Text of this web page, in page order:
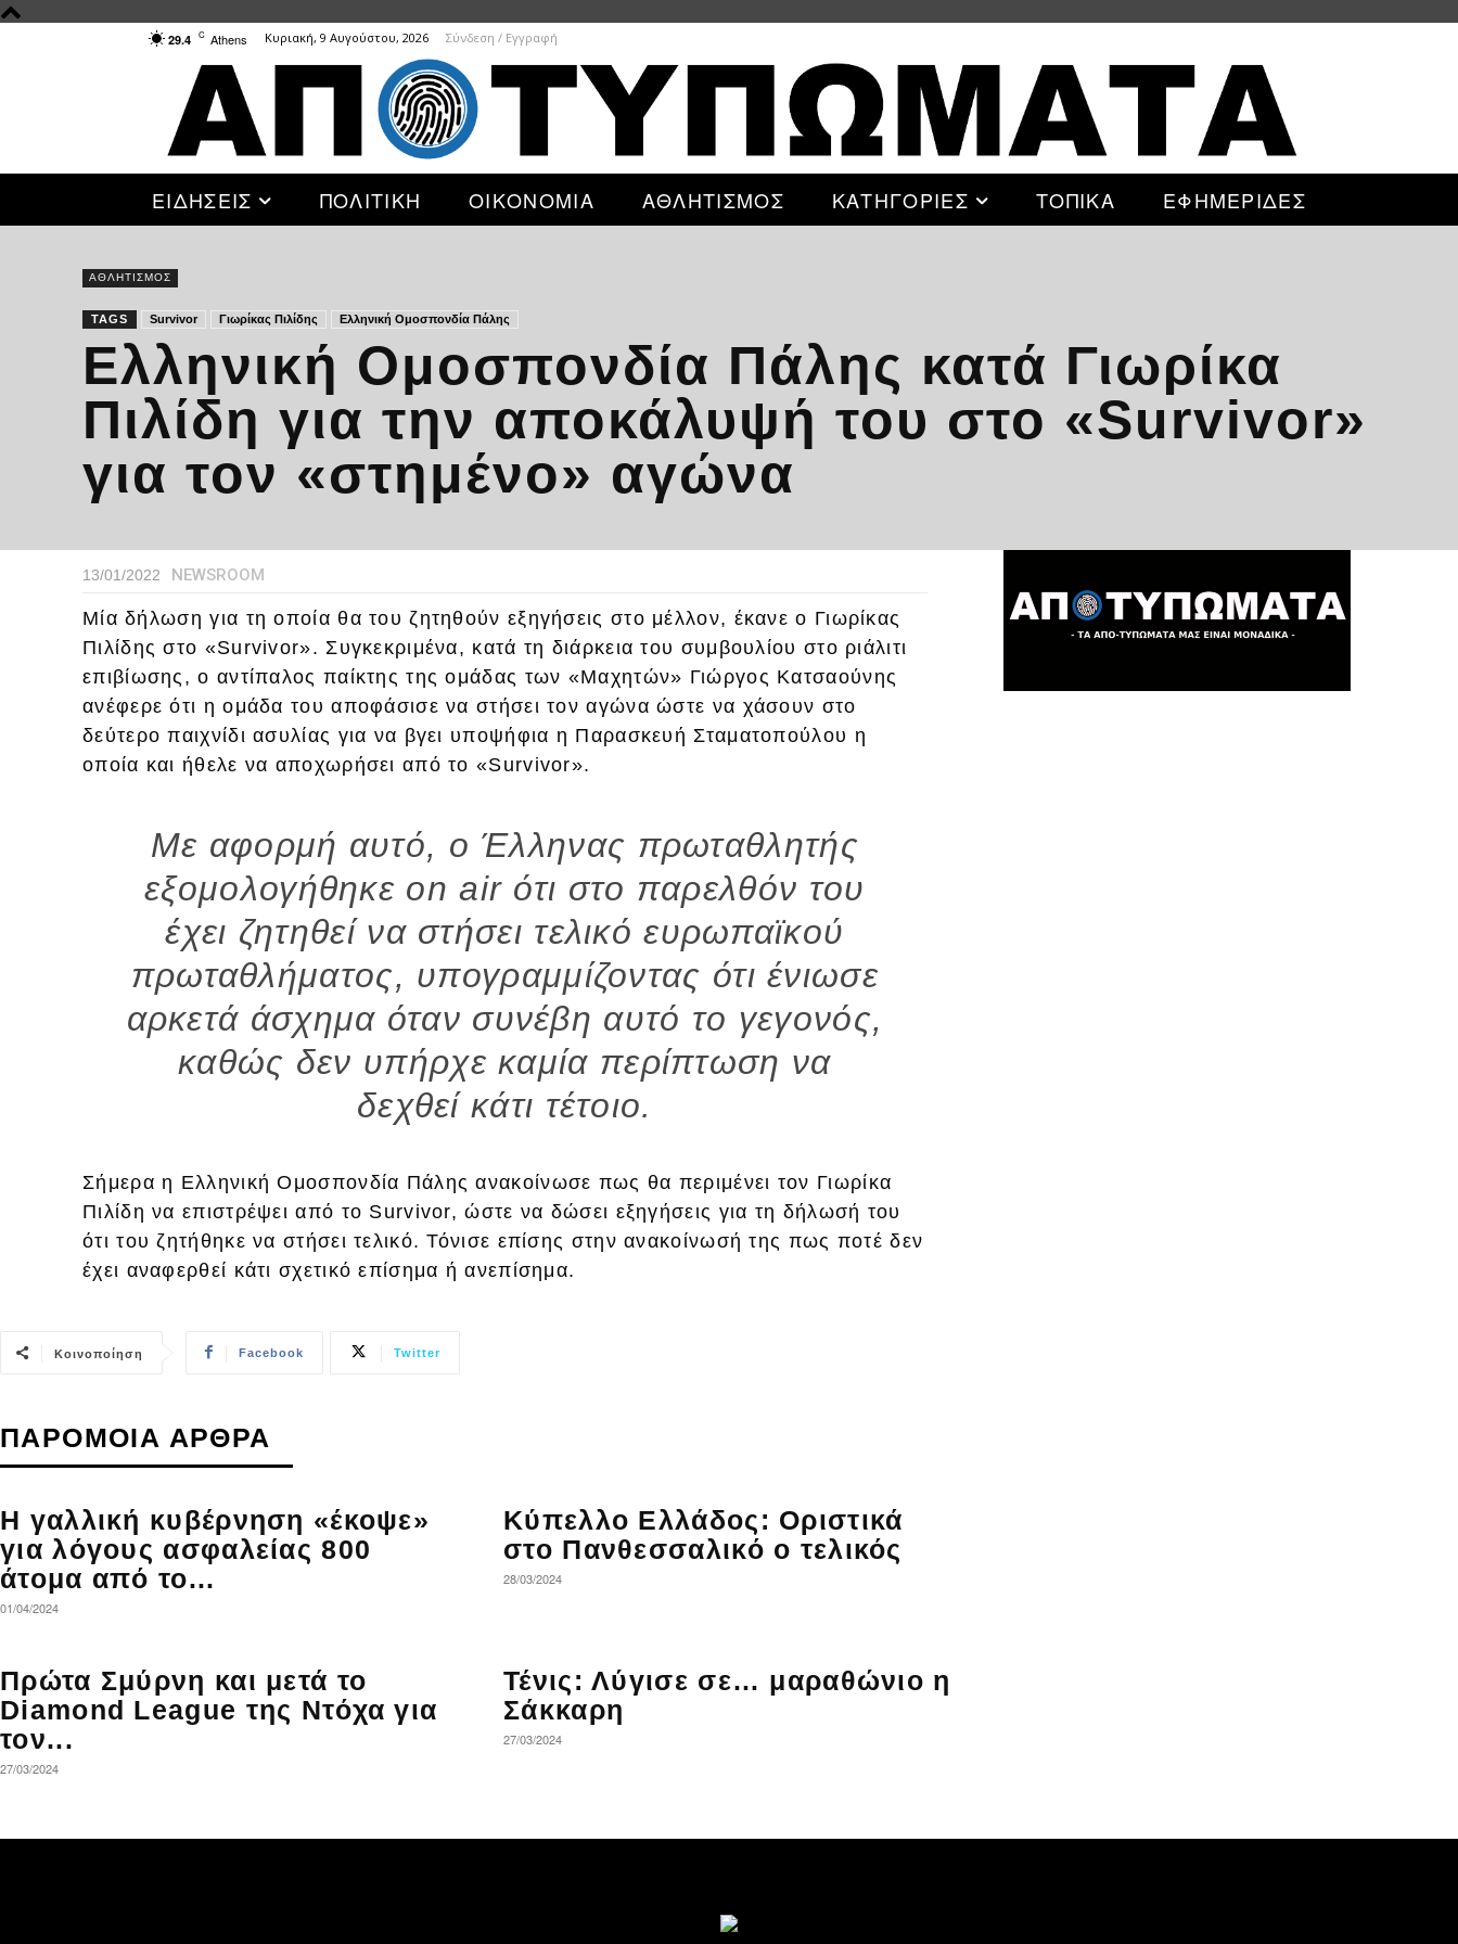
29.4 C Athens Κυριακή, 9 Αυγούστου, 2026 Σύνδεση / Εγγραφή
ΕΙΔΗΣΕΙΣ ΠΟΛΙΤΙΚΗ ΟΙΚΟΝΟΜΙΑ ΑΘΛΗΤΙΣΜΟΣ ΚΑΤΗΓΟΡΙΕΣ ΤΟΠΙΚΑ ΕΦΗΜΕΡΙΔΕΣ
ΑΘΛΗΤΙΣΜΟΣ
TAGS Survivor Γιωρίκας Πιλίδης Ελληνική Ομοσπονδία Πάλης
Ελληνική Ομοσπονδία Πάλης κατά Γιωρίκα
Πιλίδη για την αποκάλυψή του στο «Survivor»
για τον «στημένο» αγώνα
13/01/2022 NEWSROOM
Μία δήλωση για τη οποία θα του ζητηθούν εξηγήσεις στο μέλλον, έκανε ο Γιωρίκας
Πιλίδης στο «Survivor». Συγκεκριμένα, κατά τη διάρκεια του συμβουλίου στο ριάλιτι
επιβίωσης, ο αντίπαλος παίκτης της ομάδας των «Mαχητών» Γιώργος Κατσαούνης
ανέφερε ότι η ομάδα του αποφάσισε να στήσει τον αγώνα ώστε να χάσουν στο
δεύτερο παιχνίδι ασυλίας για να βγει υποψήφια η Παρασκευή Σταματοπούλου η
οποία και ήθελε να αποχωρήσει από το «Survivor».
Με αφορμή αυτό, o Έλληνας πρωταθλητής
εξομολογήθηκε on air ότι στο παρελθόν του
έχει ζητηθεί να στήσει τελικό ευρωπαϊκού
πρωταθλήματος, υπογραμμίζοντας ότι ένιωσε
αρκετά άσχημα όταν συνέβη αυτό το γεγονός,
καθώς δεν υπήρχε καμία περίπτωση να
δεχθεί κάτι τέτοιο.
Σήμερα η Ελληνική Ομοσπονδία Πάλης ανακοίνωσε πως θα περιμένει τον Γιωρίκα
Πιλίδη να επιστρέψει από το Survivor, ώστε να δώσει εξηγήσεις για τη δήλωσή του
ότι του ζητήθηκε να στήσει τελικό. Τόνισε επίσης στην ανακοίνωσή της πως ποτέ δεν
έχει αναφερθεί κάτι σχετικό επίσημα ή ανεπίσημα.
Κοινοποίηση Facebook Twitter
ΠΑΡΟΜΟΙΑ ΑΡΘΡΑ
Η γαλλική κυβέρνηση «έκοψε»
για λόγους ασφαλείας 800
άτομα από το...
01/04/2024
Κύπελλο Ελλάδος: Οριστικά
στο Πανθεσσαλικό ο τελικός
28/03/2024
Πρώτα Σμύρνη και μετά το
Diamond League της Ντόχα για
τον...
27/03/2024
Τένις: Λύγισε σε… μαραθώνιο η
Σάκκαρη
27/03/2024